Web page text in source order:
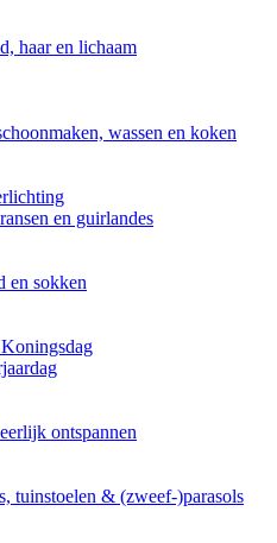
haar en lichaam
wassen en koken
en guirlandes
en sokken
ontspannen
tuinstoelen & (zweef-)parasols